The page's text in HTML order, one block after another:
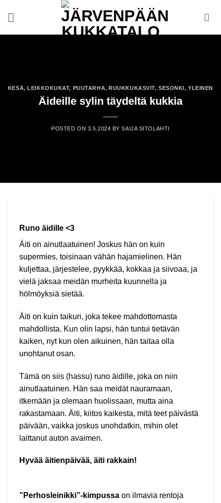
KESÄ, LEIKKOKUKAT, PUUTARHA, RUUKKUKASVIT,SESONKI ,YLEINEN
Äideille sylin täydeltä kukkia
POSTED ON 3.5.2024 BYSAIJA SITOLAHTI
Runo äidille <3
Äiti on ainutlaatuinen! Joskus hän on kuin
supermies, toisinaan vähän hajamielinen. Hän
kuljettaa, järjestelee, pyykkää, kokkaa ja siivoaa, ja
vielä jaksaa meidän murheita kuunnella ja
hölmöyksiä sietää.
Äiti on kuin taikuri, joka tekee mahdottomasta
mahdollista. Kun olin lapsi, hän tuntui tietävän
kaiken, nyt kun olen aikuinen, hän taitaa olla
unohtanut osan.
Tämä on siis (hassu) runo äidille, joka on niin
ainutlaatuinen. Hän saa meidät nauramaan,
itkemään ja olemaan huolissaan, mutta aina
rakastamaan. Äiti, kiitos kaikesta, mitä teet päivästä
päivään, vaikka joskus unohdatkin, mihin olet
laittanut auton avaimen.
Hyvää äitienpäivää, äiti rakkain!
”Perhosleinikki”-kimpussa on ilmavia rentoja